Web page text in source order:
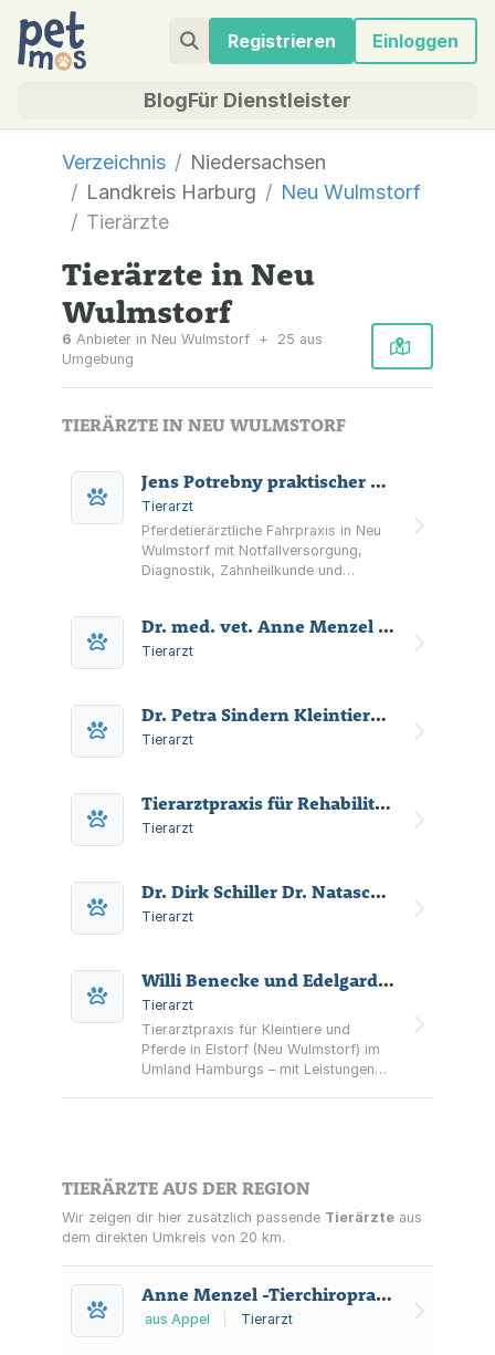
Registrieren Einloggen
BlogFür Dienstleister
Verzeichnis
Niedersachsen
Landkreis Harburg
Neu Wulmstorf
Tierärzte
Tierärzte in Neu
Wulmstorf
6 Anbieter in Neu Wulmstorf +
25 aus
Umgebung
TIERÄRZTE IN NEU WULMSTORF
Jens Potrebny praktischer Tierarzt
Tierarzt
Pferdetierärztliche Fahrpraxis in Neu
Wulmstorf mit Notfallversorgung,
Diagnostik, Zahnheilkunde und
Welpengruppen und Seminaren.
Dr. med. vet. Anne Menzel Praktische Tierärztin
Tierarzt
Dr. Petra Sindern Kleintierpraxis
Tierarzt
Tierarztpraxis für Rehabilitation - Dr. med. vet. Anne Menzel
Tierarzt
Dr. Dirk Schiller Dr. Natascha Schiller-Blindow Tierarztpraxis
Tierarzt
Willi Benecke und Edelgard Benecke -Tierarztpraxis Benecke-
Tierarzt
Tierarztpraxis für Kleintiere und
Pferde in Elstorf (Neu Wulmstorf) im
Umland Hamburgs – mit Leistungen
TIERÄRZTE AUS DER REGION
Wir zeigen dir hier zusätzlich passende Tierärzte aus
dem direkten Umkreis von 20 km.
Anne Menzel -Tierchiropraktik Estetal-
aus Appel Tierarzt